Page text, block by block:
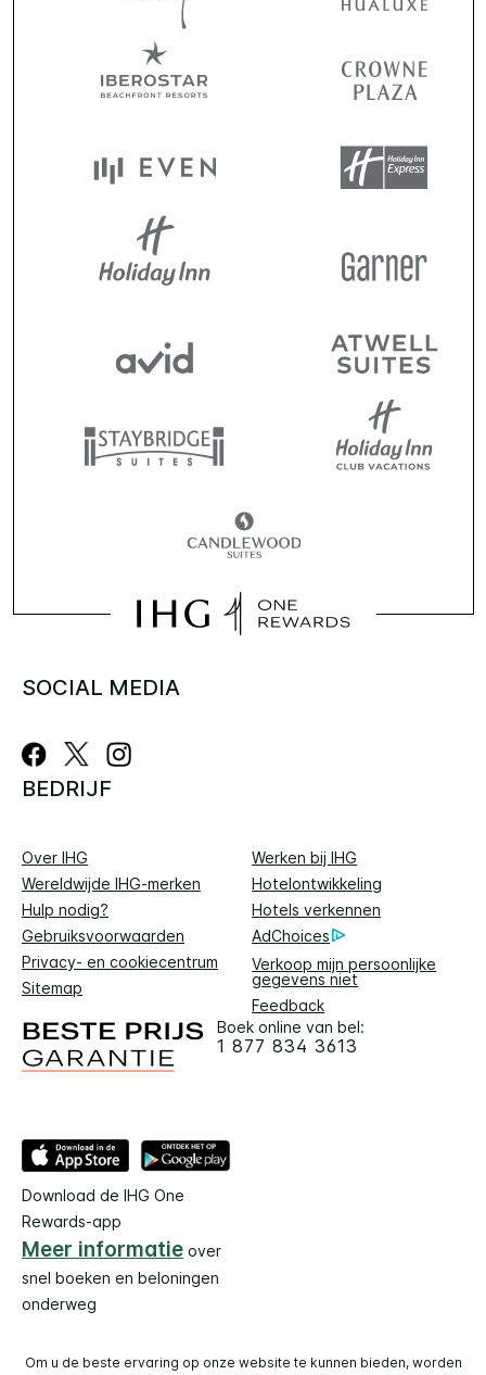
SOCIAL MEDIA
BEDRIJF
Over IHG
Werken bij IHG
Wereldwijde IHG-merken
Hotelontwikkeling
Hulp nodig?
Hotels verkennen
Gebruiksvoorwaarden
AdChoices
Privacy- en cookiecentrum
Verkoop mijn persoonlijke
gegevens niet
Sitemap
Feedback
Boek online van bel:
1 877 834 3613
Download de IHG One
Rewards-app
Meer informatie over
snel boeken en beloningen
onderweg
Om u de beste ervaring op onze website te kunnen bieden, worden